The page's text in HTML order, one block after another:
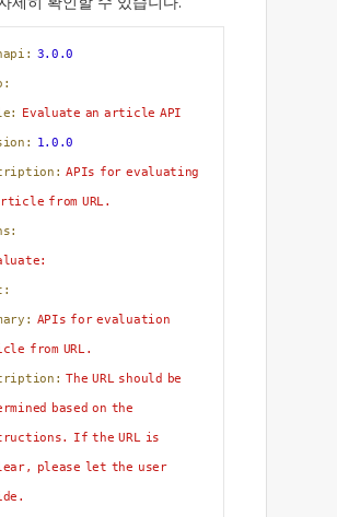
3.0 .0
Evaluate an article API
1.0 .0
APIs for evaluating
from URL.
APIs for evaluation
from URL.
The URL should be
based on the
If the URL is
please let the user